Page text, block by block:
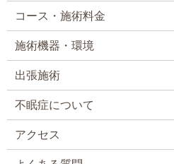
コース・施術料金
施術機器・環境
出張施術
不眠症について
アクセス